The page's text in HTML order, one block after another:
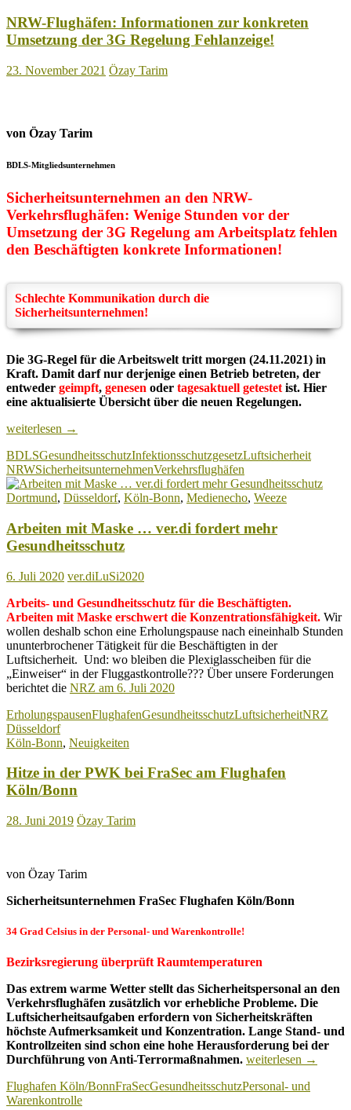
NRW-Flughäfen: Informationen zur konkreten
Umsetzung der 3G Regelung Fehlanzeige!
23. November 2021 Özay Tarim
von Özay Tarim
BDLS-Mitgliedsunternehmen
Sicherheitsunternehmen an den NRW-
Verkehrsflughäfen: Wenige Stunden vor der
Umsetzung der 3G Regelung am Arbeitsplatz fehlen
den Beschäftigten konkrete Informationen!
Schlechte Kommunikation durch die
Sicherheitsunternehmen!
Die 3G-Regel für die Arbeitswelt tritt morgen (24.11.2021) in
Kraft. Damit darf nur derjenige einen Betrieb betreten, der
entweder geimpft, genesen oder tagesaktuell getestet ist. Hier
eine aktualisierte Übersicht über die neuen Regelungen.
NRW-
Informationen
zur
konkreten
Umsetzung
3G
Regelung
Fehlanzeige!
weiterlesen →
BDLSGesundheitsschutzInfektionsschutzgesetzLuftsicherheit
NRWSicherheitsunternehmenVerkehrsflughäfen
Dortmund, Düsseldorf, Köln-Bonn, Medienecho, Weeze
Arbeiten mit Maske … ver.di fordert mehr
Gesundheitsschutz
6. Juli 2020 ver.diLuSi2020
Arbeits- und Gesundheitsschutz für die Beschäftigten.
Arbeiten mit Maske erschwert die Konzentrationsfähigkeit. Wir
wollen deshalb schon eine Erholungspause nach eineinhalb Stunden
ununterbrochener Tätigkeit für die Beschäftigten in der
Luftsicherheit. Und: wo bleiben die Plexiglasscheiben für die
„Einweiser“ in der Fluggastkontrolle??? Über unsere Forderungen
berichtet die NRZ am 6. Juli 2020
ErholungspausenFlughafenGesundheitsschutzLuftsicherheitNRZ
Düsseldorf
Köln-Bonn, Neuigkeiten
Hitze in der PWK bei FraSec am Flughafen
Köln/Bonn
28. Juni 2019 Özay Tarim
von Özay Tarim
Sicherheitsunternehmen FraSec Flughafen Köln/Bonn
34 Grad Celsius in der Personal- und Warenkontrolle!
Bezirksregierung überprüft Raumtemperaturen
Das extrem warme Wetter stellt das Sicherheitspersonal an den
Verkehrsflughäfen zusätzlich vor erhebliche Probleme. Die
Luftsicherheitsaufgaben erfordern von Sicherheitskräften
höchste Aufmerksamkeit und Konzentration. Lange Stand- und
Kontrollzeiten sind schon eine hohe Herausforderung bei der
Durchführung von Anti-Terrormaßnahmen. Hitze
der
weiterlesen →
Flughafen Köln/BonnFraSecGesundheitsschutzPersonal- und
Warenkontrolle